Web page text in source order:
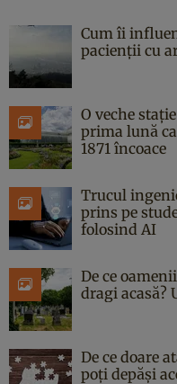
Cum îi
pacienții cu
O veche
prima lună
1871 încoace
Trucul
prins pe
folosind AI
De ce
dragi acasă?
De ce doare
poți depăși